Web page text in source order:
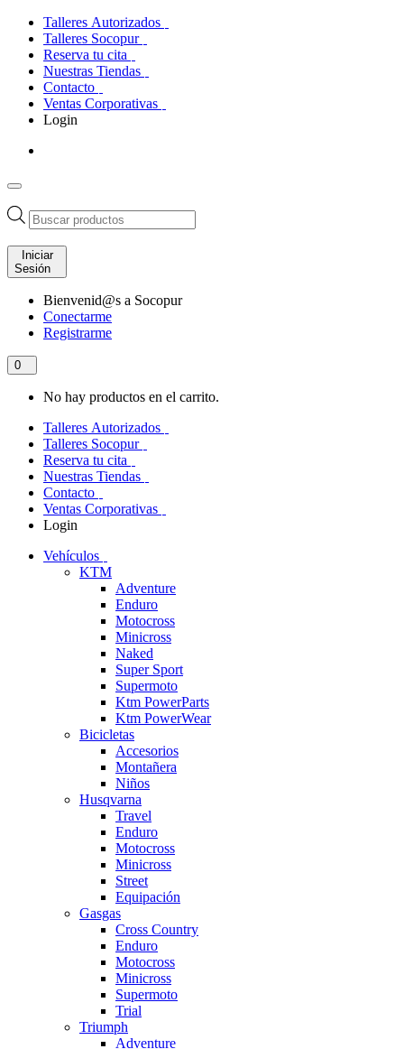
Talleres Autorizados
Talleres Socopur
Reserva tu cita
Nuestras Tiendas
Contacto
Ventas Corporativas
Login
Búsqueda
de
productos
Iniciar
Sesión
Bienvenid@s a Socopur
Conectarme
Registrarme
0
No hay productos en el carrito.
Talleres Autorizados
Talleres Socopur
Reserva tu cita
Nuestras Tiendas
Contacto
Ventas Corporativas
Login
Vehículos
KTM
Adventure
Enduro
Motocross
Minicross
Naked
Super Sport
Supermoto
Ktm PowerParts
Ktm PowerWear
Bicicletas
Accesorios
Montañera
Niños
Husqvarna
Travel
Enduro
Motocross
Minicross
Street
Equipación
Gasgas
Cross Country
Enduro
Motocross
Minicross
Supermoto
Trial
Triumph
Adventure